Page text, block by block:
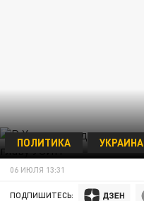
ПОЛИТИКА УКРАИНА
06 ИЮЛЯ 13:31
ПОДПИШИТЕСЬ: